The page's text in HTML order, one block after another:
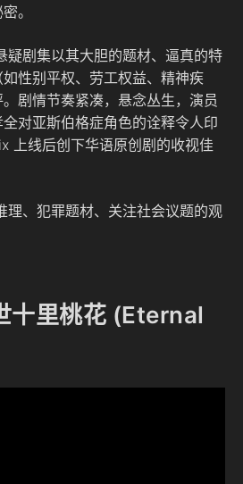
。
疑剧集以其大胆的题材、逼真的特
性别平权、劳工权益、精神疾
剧情节奏紧凑，悬念丛生，演员
对亚斯伯格症角色的诠释令人印
上线后创下华语原创剧的收视佳
理、犯罪题材、关注社会议题的观
十里桃花 (Eternal